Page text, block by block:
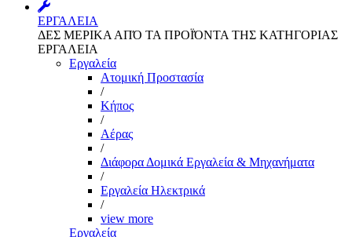
ΕΡΓΑΛΕΙΑ
ΔΕΣ ΜΕΡΙΚΑ ΑΠΌ ΤΑ ΠΡΟΪΌΝΤΑ ΤΗΣ ΚΑΤΗΓΟΡΙΑΣ
ΕΡΓΑΛΕΙΑ
Εργαλεία
Aτομική Προστασία
/
Kήπος
/
Αέρας
/
Διάφορα Δομικά Εργαλεία & Μηχανήματα
/
Εργαλεία Ηλεκτρικά
/
view more
Εργαλεία